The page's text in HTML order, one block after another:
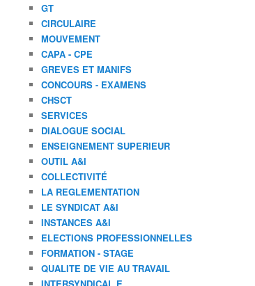
GT
CIRCULAIRE
MOUVEMENT
CAPA - CPE
GREVES ET MANIFS
CONCOURS - EXAMENS
CHSCT
SERVICES
DIALOGUE SOCIAL
ENSEIGNEMENT SUPERIEUR
OUTIL A&I
COLLECTIVITÉ
LA REGLEMENTATION
LE SYNDICAT A&I
INSTANCES A&I
ELECTIONS PROFESSIONNELLES
FORMATION - STAGE
QUALITE DE VIE AU TRAVAIL